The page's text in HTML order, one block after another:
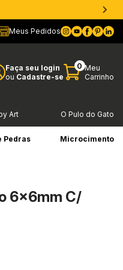
Meus Pedidos
Faça seu login
ou Cadastre-se
0 Meu
Carrinho
Art O Pulo do Gato
Pedras Microcimento
6x6mm C/